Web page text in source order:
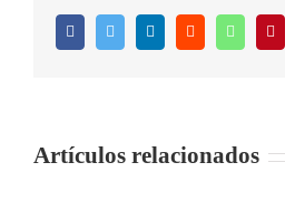
FacebookTwitter LinkedInReddit
Artículos relacionados